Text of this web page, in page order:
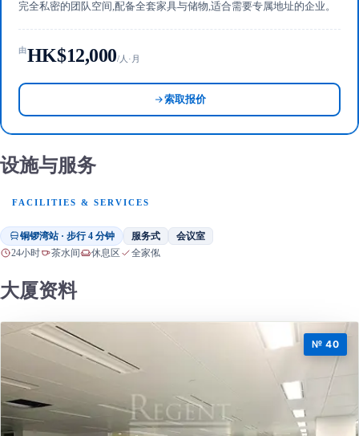
完全私密的团队空间,配备全套家具与储物,适合需要专属地址的企业。
由HK$12,000/人·月
索取报价
设施与服务
FACILITIES & SERVICES
铜锣湾站 · 步行 4 分钟 服务式 会议室
24小时 茶水间 休息区 全家俬
大厦资料
№ 40